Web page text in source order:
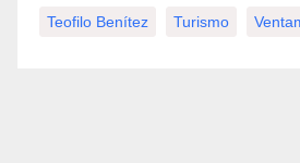
Teofilo Benítez Turismo